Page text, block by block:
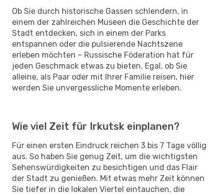
Ob Sie durch historische Gassen schlendern, in
einem der zahlreichen Museen die Geschichte der
Stadt entdecken, sich in einem der Parks
entspannen oder die pulsierende Nachtszene
erleben möchten – Russische Föderation hat für
jeden Geschmack etwas zu bieten. Egal, ob Sie
alleine, als Paar oder mit Ihrer Familie reisen, hier
werden Sie unvergessliche Momente erleben.
Wie viel Zeit für Irkutsk einplanen?
Für einen ersten Eindruck reichen 3 bis 7 Tage völlig
aus. So haben Sie genug Zeit, um die wichtigsten
Sehenswürdigkeiten zu besichtigen und das Flair
der Stadt zu genießen. Mit etwas mehr Zeit können
Sie tiefer in die lokalen Viertel eintauchen, die